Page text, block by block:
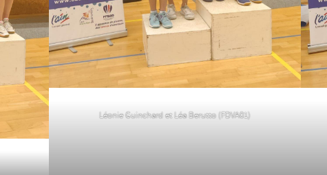
Léonie Guinchard et Léa Berutto (FDVA01)